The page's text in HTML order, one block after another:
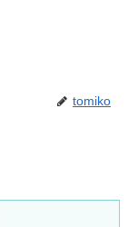
tomiko